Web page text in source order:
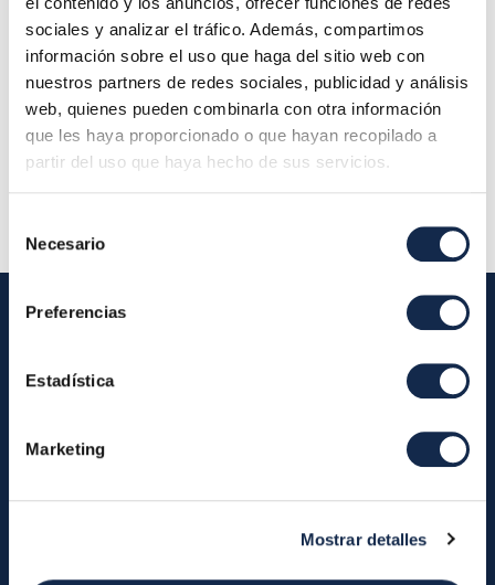
sociales y analizar el tráfico. Además, compartimos
información sobre el uso que haga del sitio web con
nuestros partners de redes sociales, publicidad y análisis
web, quienes pueden combinarla con otra información
que les haya proporcionado o que hayan recopilado a
partir del uso que haya hecho de sus servicios.
consentimiento
Necesario
Preferencias
Estadística
Marketing
Mostrar detalles
Final de la reunión:15/07/2019 14:00
Localización:Calle Marqués de Villamagna 6, 3ª
planta 28001 Madrid (Oficina Iberpay) - Consejo
de Administración
Descripción:
Iberpay
Somos Iberpay